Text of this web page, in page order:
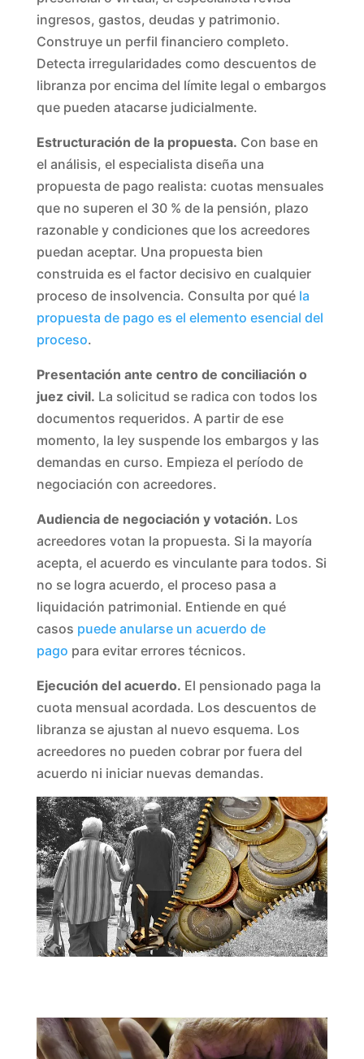
ingresos, gastos, deudas y patrimonio.
Construye un perfil financiero completo.
Detecta irregularidades como descuentos de
libranza por encima del límite legal o embargos
que pueden atacarse judicialmente.
Estructuración de la propuesta. Con base en
el análisis, el especialista diseña una
propuesta de pago realista: cuotas mensuales
que no superen el 30 % de la pensión, plazo
razonable y condiciones que los acreedores
puedan aceptar. Una propuesta bien
construida es el factor decisivo en cualquier
proceso de insolvencia. Consulta por qué la
propuesta de pago es el elemento esencial del
proceso.
Presentación ante centro de conciliación o
juez civil. La solicitud se radica con todos los
documentos requeridos. A partir de ese
momento, la ley suspende los embargos y las
demandas en curso. Empieza el período de
negociación con acreedores.
Audiencia de negociación y votación. Los
acreedores votan la propuesta. Si la mayoría
acepta, el acuerdo es vinculante para todos. Si
no se logra acuerdo, el proceso pasa a
liquidación patrimonial. Entiende en qué
casos puede anularse un acuerdo de
pago para evitar errores técnicos.
Ejecución del acuerdo. El pensionado paga la
cuota mensual acordada. Los descuentos de
libranza se ajustan al nuevo esquema. Los
acreedores no pueden cobrar por fuera del
acuerdo ni iniciar nuevas demandas.